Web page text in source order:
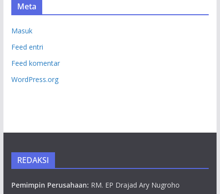
Meta
Masuk
Feed entri
Feed komentar
WordPress.org
REDAKSI
Pemimpin Perusahaan: RM. EP Drajad Ary Nugroho